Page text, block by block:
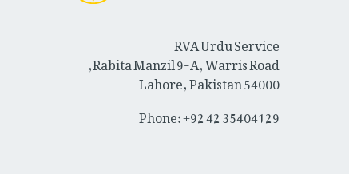
RVA Urdu Service
Rabita Manzil 9-A, Warris Road,
Lahore, Pakistan 54000
Phone: +92 42 35404129